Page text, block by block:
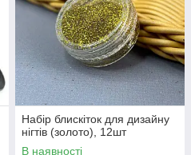
Набір блискіток для дизайну
нігтів (золото), 12шт
В наявності